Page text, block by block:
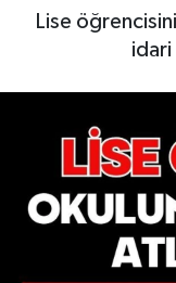
Lise
idari